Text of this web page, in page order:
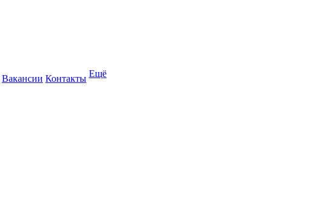
Вакансии Контакты Ещё